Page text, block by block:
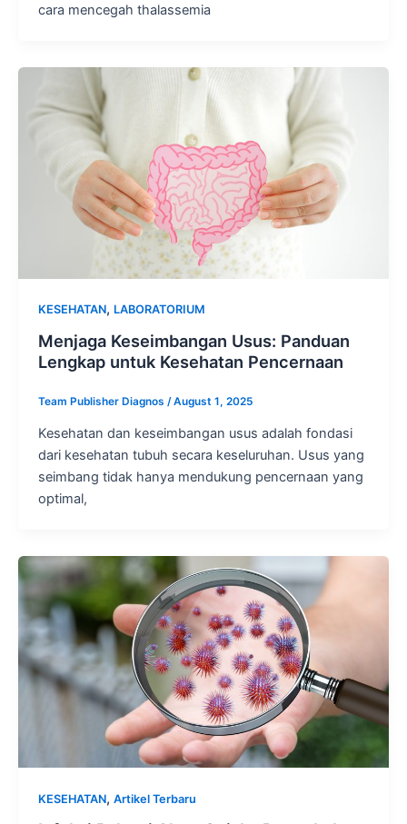
cara mencegah thalassemia
KESEHATAN, LABORATORIUM
Menjaga Keseimbangan Usus: Panduan
Lengkap untuk Kesehatan Pencernaan
Team Publisher Diagnos /August 1, 2025
Kesehatan dan keseimbangan usus adalah fondasi
dari kesehatan tubuh secara keseluruhan. Usus yang
seimbang tidak hanya mendukung pencernaan yang
optimal,
KESEHATAN, Artikel Terbaru